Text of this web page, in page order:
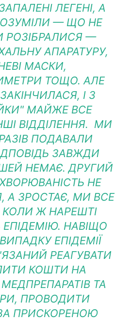
ЛЕГЕНІ, А
— ЩО НЕ
РОЗІБРАЛИСЯ —
АПАРАТУРУ,
МАСКИ,
ТОЩО. АЛЕ
І З
МАЙЖЕ ВСЕ
ВІДДІЛЕННЯ. МИ
ПОДАВАЛИ
ЗАВЖДИ
НЕМАЄ. ДРУГИЙ
НЕ
А ЗРОСТАЄ, МИ ВСЕ
Ж НАРЕШТІ
НАВІЩО
ЕПІДЕМІЇ
РЕАГУВАТИ
КОШТИ НА
ТА
ПРОВОДИТИ
ПРИСКОРЕНОЮ